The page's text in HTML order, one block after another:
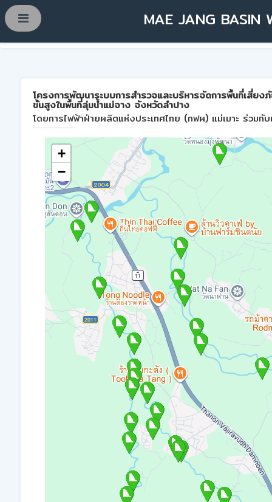
MAE JANG BASIN
โครงการพัฒนาระบบการสำรวจและบริหารจัดการพื้นที่เสี่ย
ขั้นสูงในพื้นที่ลุ่มน้ำแม่จาง จังหวัดลำปาง
โดยการไฟฟ้าฝ่ายผลิตแห่งประเทศไทย (กฟผ) แม่เมาะ ร่วมกั
+
−